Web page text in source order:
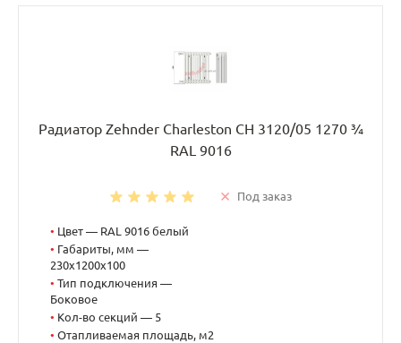
Радиатор Zehnder Charleston CH 3120/05 1270 ¾
RAL 9016
Под заказ
• Цвет — RAL 9016 белый
• Габариты, мм —
230x1200x100
• Тип подключения —
Боковое
• Кол-во секций — 5
• Отапливаемая площадь, м2